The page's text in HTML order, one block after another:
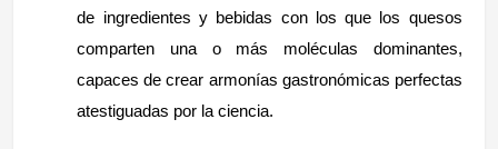
de ingredientes y bebidas con los que los quesos
comparten una o más moléculas dominantes,
capaces de crear armonías gastronómicas perfectas
atestiguadas por la ciencia.